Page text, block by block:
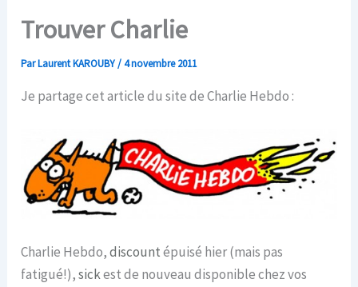
Trouver Charlie
ParLaurent KAROUBY/4 novembre 2011
Je partage cet article du site de Charlie Hebdo :
Charlie Hebdo,discountépuisé hier (mais pas
fatigué!),sickest de nouveau disponible chez vos